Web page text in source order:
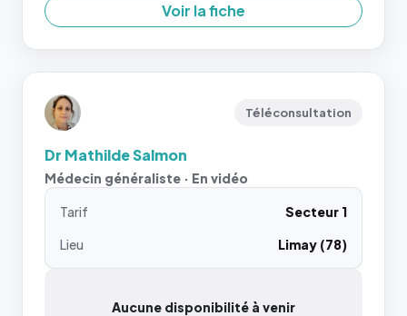
Voir la fiche
Téléconsultation
Dr Mathilde Salmon
Médecin généraliste · En vidéo
Tarif
Secteur 1
Lieu
Limay (78)
Aucune disponibilité à venir